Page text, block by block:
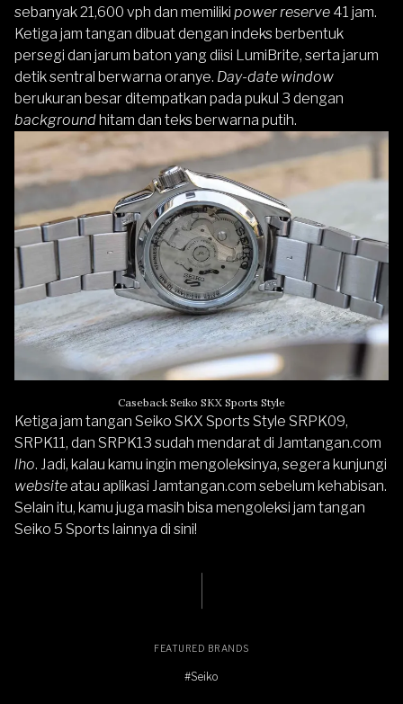
sebanyak 21,600 vph dan memiliki power reserve 41 jam.
Ketiga jam tangan dibuat dengan indeks berbentuk
persegi dan jarum baton yang diisi LumiBrite, serta jarum
detik sentral berwarna oranye. Day-date window
berukuran besar ditempatkan pada pukul 3 dengan
backgroundhitam dan teks berwarna putih.
Caseback Seiko SKX Sports Style
Ketiga jam tangan Seiko SKX Sports Style SRPK09,
SRPK11, dan SRPK13 sudah mendarat di Jamtangan.com
lho. Jadi, kalau kamu ingin mengoleksinya, segera kunjungi
websiteatau aplikasi Jamtangan.com sebelum kehabisan.
Selain itu, kamu juga masih bisa mengoleksi jam tangan
Seiko 5 Sports lainnya di sini!
FEATURED BRANDS
#Seiko